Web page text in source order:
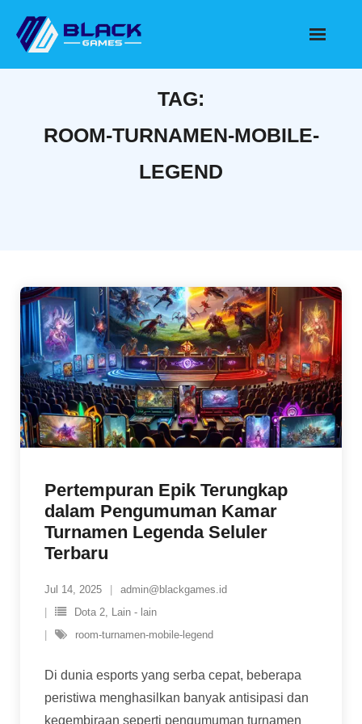
content
TAG:
ROOM-TURNAMEN-MOBILE-
LEGEND
Pertempuran Epik Terungkap
dalam Pengumuman Kamar
Turnamen Legenda Seluler
Terbaru
Jul 14, 2025
admin@blackgames.id
Dota 2, Lain - lain
room-turnamen-mobile-legend
Di dunia esports yang serba cepat, beberapa
peristiwa menghasilkan banyak antisipasi dan
kegembiraan seperti pengumuman turnamen